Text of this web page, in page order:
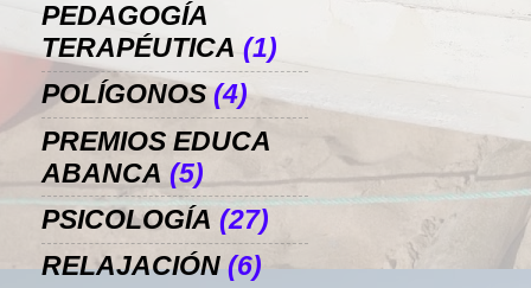
PEDAGOGÍA
TERAPÉUTICA (1)
POLÍGONOS (4)
PREMIOS EDUCA
ABANCA (5)
PSICOLOGÍA (27)
RELAJACIÓN (6)